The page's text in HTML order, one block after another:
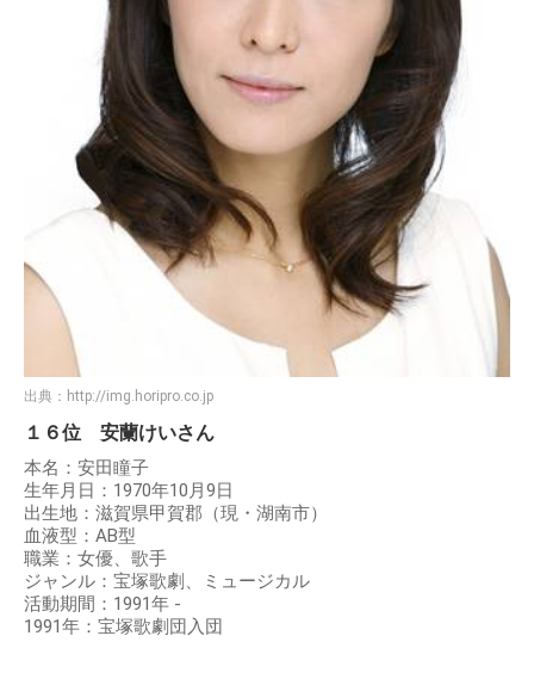
出典： http://img.horipro.co.jp
１６位 安蘭けいさん
本名：安田瞳子
生年月日：1970年10月9日
出生地：滋賀県甲賀郡（現・湖南市）
血液型：AB型
職業：女優、歌手
ジャンル：宝塚歌劇、ミュージカル
活動期間：1991年 -
1991年：宝塚歌劇団入団